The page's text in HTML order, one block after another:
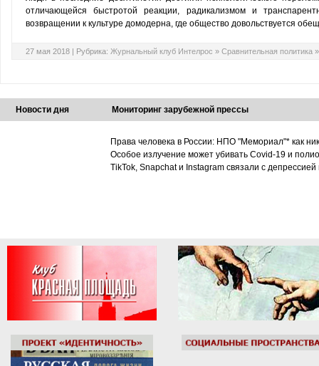
отличающейся быстротой реакции, радикализмом и
возвращении к культуре домодерна, где общество довольствуется
27 мая 2018 | Рубрика: Журнальный клуб Интелрос » Сравнительная политика
Новости дня Мониторинг зарубежной прессы
Права человека в России: НПО "Мемориал"* как
Особое излучение может убивать Covid-19 и
TikTok, Snapchat и Instagram связали с